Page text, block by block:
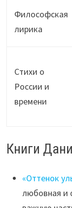
Философская
лирика
Стихи о
России и
времени
Книги
«Оттенок
любовная и